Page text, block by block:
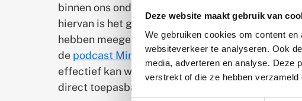
Deze website maakt gebruik van
We gebruiken cookies om content
websiteverkeer te analyseren. Ook
media, adverteren en analyse. Deze
verstrekt of die ze hebben
binnen ons onderzoek is trauma bij zeer jonge
hiervan is het gebruik van EMDR bij kinderen die
hebben meegemaakt, ook wanneer zij nog
de podcast Min Nul tot Vijflegt Dr. Carlijn de
effectief kan worden ingezet bij de allerkleinsten
direct toepasbaar zijn in de praktijk.